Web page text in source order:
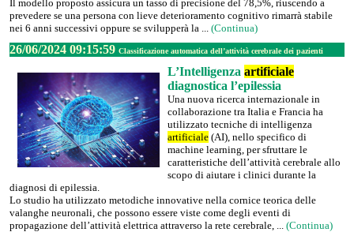
Il modello proposto assicura un tasso di precisione del 78,5%, riuscendo a
prevedere se una persona con lieve deterioramento cognitivo rimarrà stabile
nei 6 anni successivi oppure se svilupperà la ... (Continua)
26/06/2024 09:15:59 Classificazione automatica dell’attività cerebrale dei pazienti
L’Intelligenza artificiale
diagnostica l’epilessia
Una nuova ricerca internazionale in
collaborazione tra Italia e Francia ha
utilizzato tecniche di intelligenza
artificiale (AI), nello specifico di
machine learning, per sfruttare le
caratteristiche dell’attività cerebrale allo
scopo di aiutare i clinici durante la
diagnosi di epilessia.
Lo studio ha utilizzato metodiche innovative nella cornice teorica delle
valanghe neuronali, che possono essere viste come degli eventi di
propagazione dell’attività elettrica attraverso la rete cerebrale, ... (Continua)